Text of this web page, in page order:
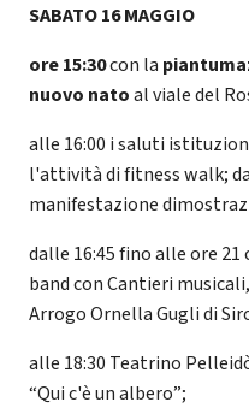
SABATO 16 MAGGIO
ore 15:30con la
nuovo natoal viale del
alle 16:00 i saluti
l'attività di fitness walk;
manifestazione
dalle 16:45 fino alle ore
band con Cantieri
Arrogo Ornella Gugli di
alle 18:30 Teatrino
“Qui c'è un albero”;